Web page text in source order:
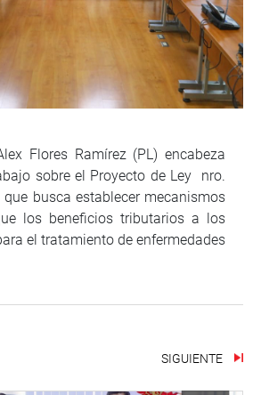
Flores Ramírez (PL) encabeza
sobre el Proyecto de Ley nro.
que busca establecer mecanismos
los beneficios tributarios a los
el tratamiento de enfermedades
SIGUIENTE